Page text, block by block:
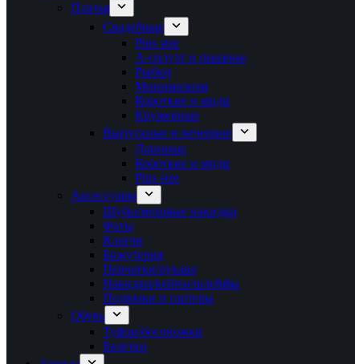
Платья
Свадебные
Plus size
А-силуэт и пышные
Рыбки
Минимализм
Короткие и миди
Кружевные
Выпускные и вечерние
Длинные
Короткие и миди
Plus size
Аксессуары
Шубы/меховые накидки
Фаты
Клатчи
Бижутерия
Перчатки/рукава
Накидки/кейпы/шлейфы
Подвязки и гартеры
Обувь
Туфли/босоножки
Балетки